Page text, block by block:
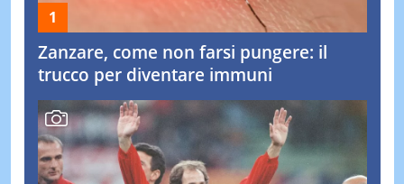
Zanzare, come non farsi pungere: il
trucco per diventare immuni